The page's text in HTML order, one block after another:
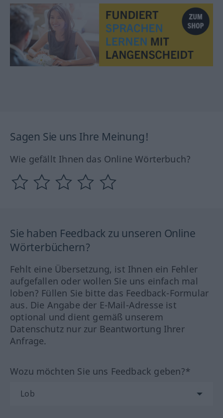
Sagen Sie uns Ihre Meinung!
Wie gefällt Ihnen das Online Wörterbuch?
Sie haben Feedback zu unseren Online
Wörterbüchern?
Fehlt eine Übersetzung, ist Ihnen ein Fehler
aufgefallen oder wollen Sie uns einfach mal
loben? Füllen Sie bitte das Feedback-Formular
aus. Die Angabe der E-Mail-Adresse ist
optional und dient gemäß unserem
Datenschutz nur zur Beantwortung Ihrer
Anfrage.
Wozu möchten Sie uns Feedback geben?*